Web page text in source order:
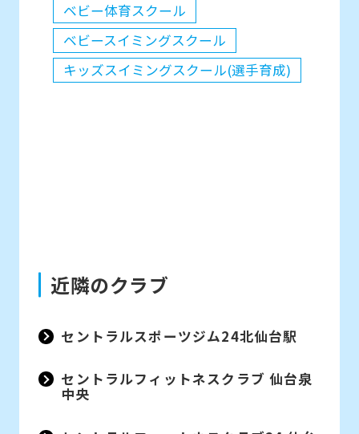
ベビー体育スクール
ベビースイミングスクール
キッズスイミングスクール(選手育成)
近隣のクラブ
セントラルスポーツジム24北仙台駅
セントラルフィットネスクラブ 仙台泉
中央